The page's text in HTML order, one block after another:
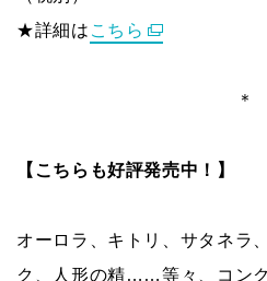
★詳細は こちら
＊
【こちらも好評発売中！】
オーロラ、キトリ、サタネラ
ク、人形の精……等々、コン